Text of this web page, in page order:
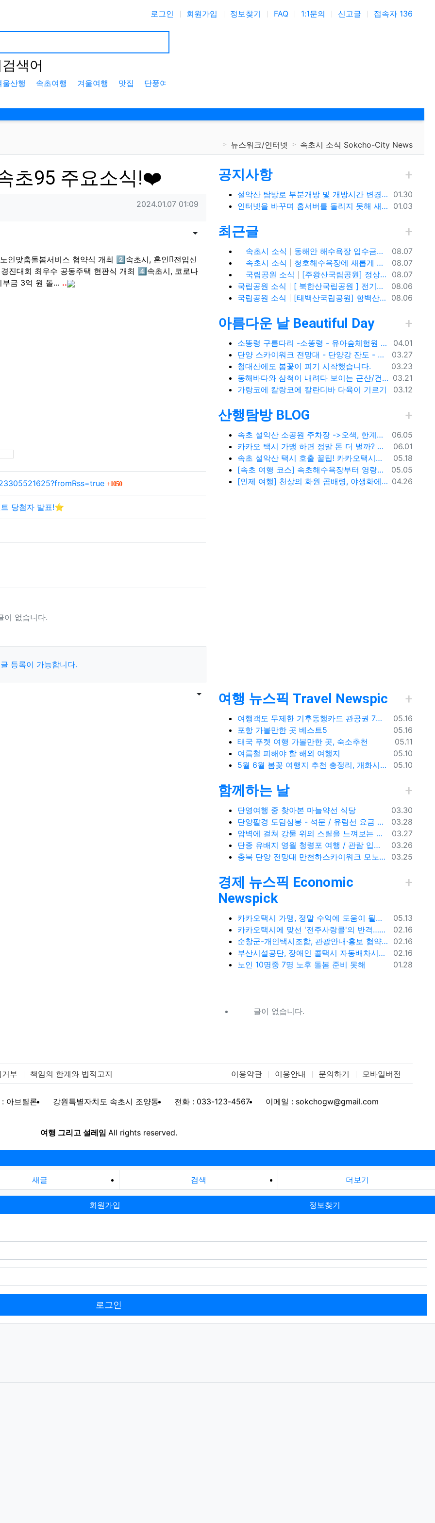
로그인 회원가입 정보찾기 FAQ 1:1문의 신고글 접속자 136
색어
울산행 속초여행 겨울여행 맛집 단풍여행
뉴스워크/인터넷 속초시 소식 Sokcho-City News
초95 주요소식!❤️
작성일
2024.01.07 01:09
목록게시물 옵션
맞춤돌봄서비스 협약식 개최 2️⃣속초시, 혼인전입신
진대회 최우수 공동주택 현판식 개최 4️⃣속초시, 코로나
부금 3억 원 돌… ..
SNS 공유
1050회 연결
당첨자 발표!⭐
이 없습니다.
등록이 가능합니다.
목록게시물 옵션
공지사항
등록일
01.30
설악산 탐방로 부분개방 및 개방시간 변경 안내(1.26.(금), 04:00 기준)
등록일
01.03
인터넷을 바꾸며 홈서버를 돌리지 못해 새로 시작합니다.
최근글
등록일
08.07
속초시 소식
동해안 해수욕장 입수금지 안내
등록일
08.07
속초시 소식
청호해수욕장에 새롭게 등장한 아름다운 조형물! ✨
등록일
08.07
국립공원 소식
[주왕산국립공원] 정상 주봉 코스와 용추협곡 트래킹
등록일
08.06
국립공원 소식
[ 북한산국립공원 ] 전기차,수소차 등 무공해차량만 이용할 수 있는100% 친환경 야영장 - 북한산 사기막야영장
등록일
08.06
국립공원 소식 [태백산국립공원] 함백산, 운무가 가득한 싱그러운 풍경 속을 걷다
아름다운 날 Beautiful Day
등록일
04.01
소똥령 구름다리 -소똥령 - 유아숲체험원 - 장신유원지 / 캠핑장
등록일
03.27
단양 스카이워크 전망대 - 단양강 잔도 - 도담삼봉 / 석문 - 영월 청령포 입장료 주차료
등록일
03.23
청대산에도 봄꽃이 피기 시작했습니다.
등록일
03.21
동해바다와 삼척이 내려다 보이는 근산/건산
등록일
03.12
가랑코에 칼랑코에 칼란디바 다육이 기르기
산행탐방 BLOG
등록일
06.05
속초 설악산 소공원 주차장 ->오색, 한계령, 남교리, 백담사 용대리 택시 예약 방법
등록일
06.01
카카오 택시 가맹 하면 정말 돈 더 벌까? 수수료 대비 수익 분석과 비가맹의 영리한 선택
등록일
05.18
속초 설악산 택시 호출 꿀팁! 카카오택시로 빠르고 편하게 이용하는 방법
등록일
05.05
[속초 여행 코스] 속초해수욕장부터 영랑호까지, 꼭 가봐야 할 BEST 5
등록일
04.26
[인제 여행] 천상의 화원 곰배령, 야생화에 물들다 (예약 및 코스 팁)
여행 뉴스픽 Travel Newspic
등록일
05.16
여행객도 무제한 기후동행카드 관공권 7월출시
등록일
05.16
포항 가볼만한 곳 베스트5
등록일
05.11
태국 푸켓 여행 가볼만한 곳, 숙소추천
등록일
05.10
여름철 피해야 할 해외 여행지
등록일
05.10
5월 6월 봄꽃 여행지 추천 총정리, 개화시기, 지도공유
함께하는 날
등록일
03.30
단영여행 중 찾아본 마늘약선 식당
등록일
03.28
단양팔경 도담삼봉 - 석문 / 유람선 요금 주차비
등록일
03.27
암벽에 걸쳐 강물 위의 스릴을 느껴보는 단양 잔도길
등록일
03.26
단종 유배지 영월 청령포 여행 / 관람 입장료 주차장
등록일
03.25
충북 단양 전망대 만천하스카이워크 모노레일 주차장 여행코스
경제 뉴스픽 Economic
Newspick
등록일
05.13
카카오택시 가맹, 정말 수익에 도움이 될까? '봉이 김선달'식 수수료의 진실
등록일
02.16
카카오택시에 맞선 '전주사랑콜'의 반격…62% 가입해 순항
등록일
02.16
순창군-개인택시조합, 관광안내·홍보 협약 체결
등록일
02.16
부산시설공단, 장애인 콜택시 자동배차시스템 시범 운영
등록일
01.28
노인 10명중 7명 노후 돌봄 준비 못해
글이 없습니다.
부 책임의 한계와 법적고지 이용약관 이용안내 문의하기 모바일버전
아브틸론 강원특별자치도 속초시 조양동 전화 : 033-123-4567 이메일 : sokchogw@gmail.com
여행 그리고 설레임 All rights reserved.
새글 검색 더보기
회원가입 정보찾기
로그인